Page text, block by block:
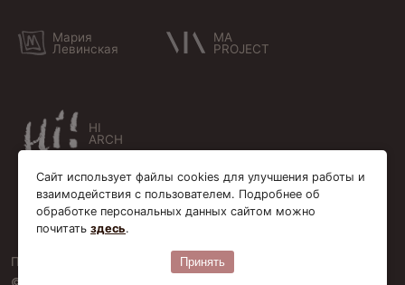
Мария
Левинская
MA
PROJECT
HI
ARCH
Пользовательское соглашение
Cookie-файлы
Сайт использует файлы cookies для улучшения работы и
взаимодействия с пользователем. Подробнее об
обработке персональных данных сайтом можно
почитать здесь.
Принять